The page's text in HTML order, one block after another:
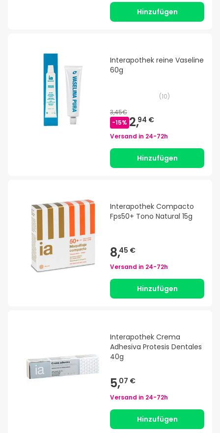
Hinzufügen
Interapothek reine Vaseline
60g
(10)
3,45€
-15% 2,94 €
Versand in 24-72h
Hinzufügen
Interapothek Compacto
Fps50+ Tono Natural 15g
8,45 €
Versand in 24-72h
Hinzufügen
Interapothek Crema
Adhesiva Protesis Dentales
40g
5,07 €
Versand in 24-72h
Hinzufügen